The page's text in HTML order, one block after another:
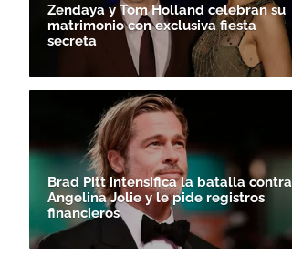
Zendaya y Tom Holland celebran su
matrimonio con exclusiva fiesta
secreta
Brad Pitt intensifica la batalla contra
Angelina Jolie y le pide registros
financieros